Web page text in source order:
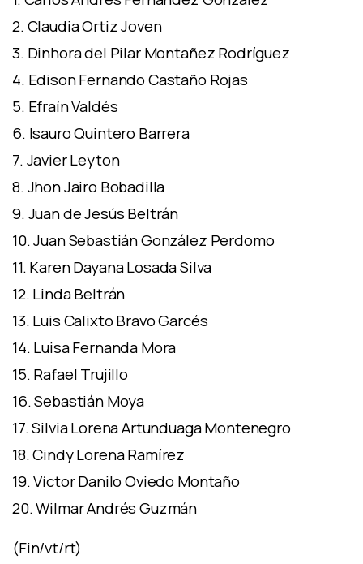
2. Claudia Ortiz Joven
3. Dinhora del Pilar Montañez Rodríguez
4. Edison Fernando Castaño Rojas
5. Efraín Valdés
6. Isauro Quintero Barrera
7. Javier Leyton
8. Jhon Jairo Bobadilla
9. Juan de Jesús Beltrán
10. Juan Sebastián González Perdomo
11. Karen Dayana Losada Silva
12. Linda Beltrán
13. Luis Calixto Bravo Garcés
14. Luisa Fernanda Mora
15. Rafael Trujillo
16. Sebastián Moya
17. Silvia Lorena Artunduaga Montenegro
18. Cindy Lorena Ramírez
19. Víctor Danilo Oviedo Montaño
20. Wilmar Andrés Guzmán
(Fin/vt/rt)